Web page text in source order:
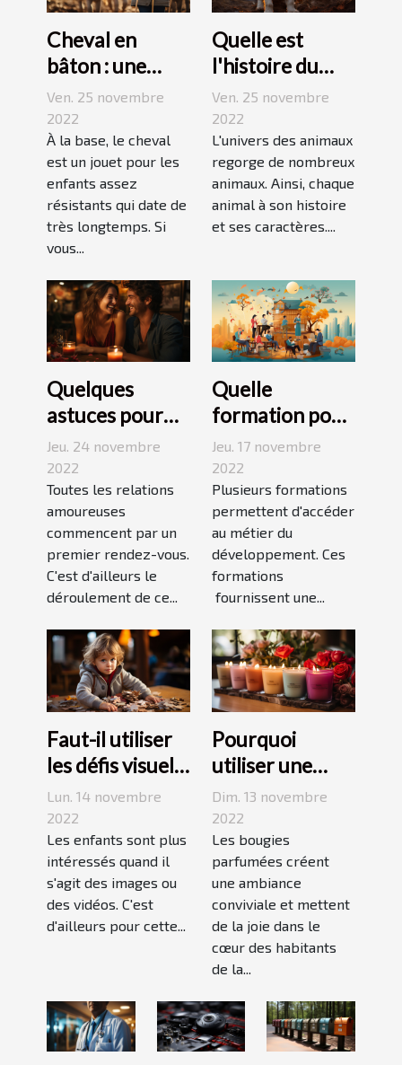
Cheval en
bâton : une
bonne
découverte
pour enfant
Ven. 25 novembre
2022
À la base, le cheval
est un jouet pour les
enfants assez
résistants qui date de
très longtemps. Si
vous...
Quelle est
l'histoire du
Jack Russell
terrier ?
Ven. 25 novembre
2022
L'univers des animaux
regorge de nombreux
animaux. Ainsi, chaque
animal à son histoire
et ses caractères....
Quelques
astuces pour
réussir son
premier
rendez-vous
Jeu. 24 novembre
2022
Toutes les relations
amoureuses
commencent par un
premier rendez-vous.
C'est d'ailleurs le
déroulement de ce...
Quelle
formation pour
travailler dans
le
développement
durable ?
Jeu. 17 novembre
2022
Plusieurs formations
permettent d'accéder
au métier du
développement. Ces
formations
fournissent une...
Faut-il utiliser
les défis visuels
pour enseigner
aux enfants ?
Lun. 14 novembre
2022
Les enfants sont plus
intéressés quand il
s'agit des images ou
des vidéos. C'est
d'ailleurs pour cette...
Pourquoi
utiliser une
bougie
parfumée?
Dim. 13 novembre
2022
Les bougies
parfumées créent
une ambiance
conviviale et mettent
de la joie dans le
cœur des habitants
de la...